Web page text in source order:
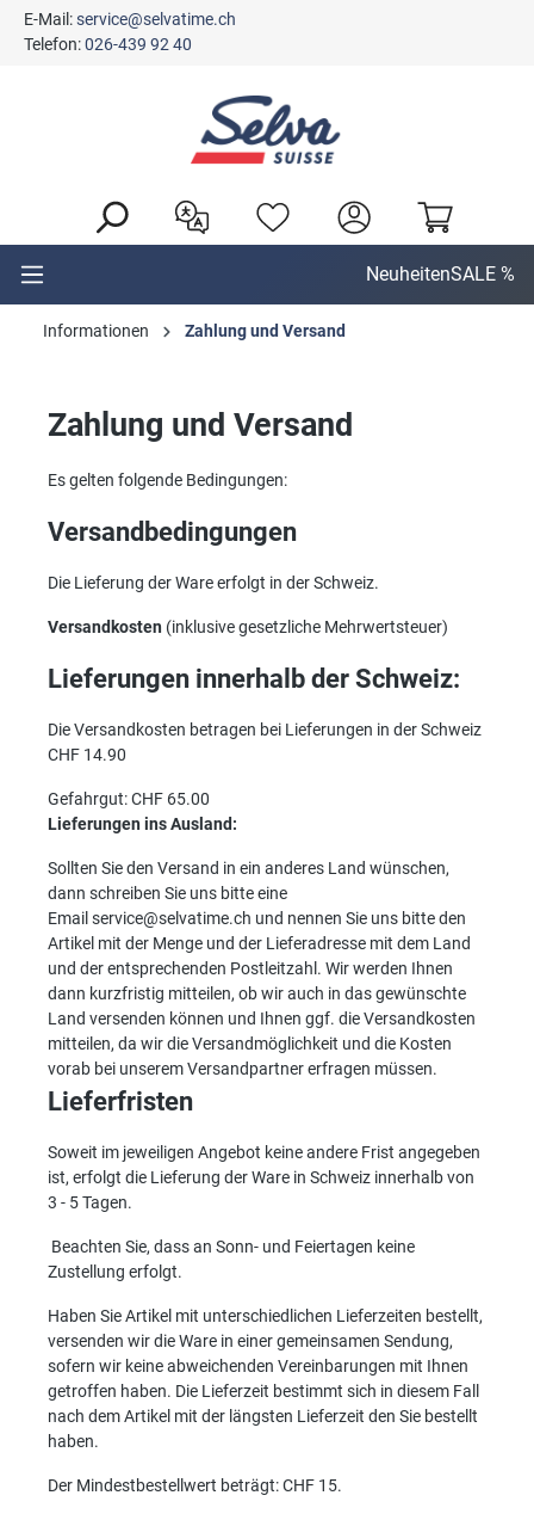
springen
E-Mail:service@selvatime.ch
Telefon:026-439 92 40
NeuheitenSALE %
Informationen Zahlung und Versand
Zahlung und Versand
Es gelten folgende Bedingungen:
Versandbedingungen
Die Lieferung der Ware erfolgt in der Schweiz.
Versandkosten (inklusive gesetzliche Mehrwertsteuer)
Lieferungen innerhalb der Schweiz:
Die Versandkosten betragen bei Lieferungen in der Schweiz
CHF 14.90
Gefahrgut: CHF 65.00
Lieferungen ins Ausland:
Sollten Sie den Versand in ein anderes Land wünschen,
dann schreiben Sie uns bitte eine
Email service@selvatime.ch und nennen Sie uns bitte den
Artikel mit der Menge und der Lieferadresse mit dem Land
und der entsprechenden Postleitzahl. Wir werden Ihnen
dann kurzfristig mitteilen, ob wir auch in das gewünschte
Land versenden können und Ihnen ggf. die Versandkosten
mitteilen, da wir die Versandmöglichkeit und die Kosten
vorab bei unserem Versandpartner erfragen müssen.
Lieferfristen
Soweit im jeweiligen Angebot keine andere Frist angegeben
ist, erfolgt die Lieferung der Ware in Schweiz innerhalb von
3 - 5 Tagen.
Beachten Sie, dass an Sonn- und Feiertagen keine
Zustellung erfolgt.
Haben Sie Artikel mit unterschiedlichen Lieferzeiten bestellt,
versenden wir die Ware in einer gemeinsamen Sendung,
sofern wir keine abweichenden Vereinbarungen mit Ihnen
getroffen haben. Die Lieferzeit bestimmt sich in diesem Fall
nach dem Artikel mit der längsten Lieferzeit den Sie bestellt
haben.
Der Mindestbestellwert beträgt: CHF 15.